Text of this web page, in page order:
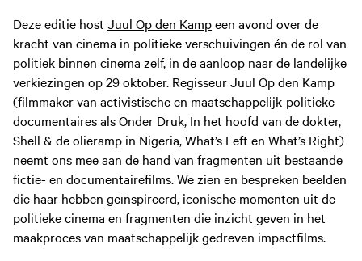
Deze editie host Juul Op den Kampeen avond over de
kracht van cinema in politieke verschuivingen én de rol van
politiek binnen cinema zelf, in de aanloop naar de landelijke
verkiezingen op 29 oktober. Regisseur Juul Op den Kamp
(filmmaker van activistische en maatschappelijk-politieke
documentaires als Onder Druk, In het hoofd van de dokter,
Shell & de olieramp in Nigeria, What’s Left en What’s Right)
neemt ons mee aan de hand van fragmenten uit bestaande
fictie- en documentairefilms. We zien en bespreken beelden
die haar hebben geïnspireerd, iconische momenten uit de
politieke cinema en fragmenten die inzicht geven in het
maakproces van maatschappelijk gedreven impactfilms.